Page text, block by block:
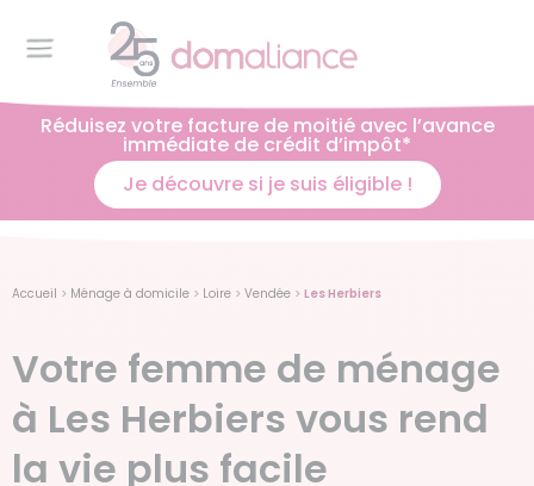
Réduisez votre facture de moitié avec l’avance
immédiate de crédit d’impôt*
Je découvre si je suis éligible !
Accueil > Ménage à domicile > Loire > Vendée > Les Herbiers
Votre femme de ménage
à Les Herbiers vous rend
la vie plus facile